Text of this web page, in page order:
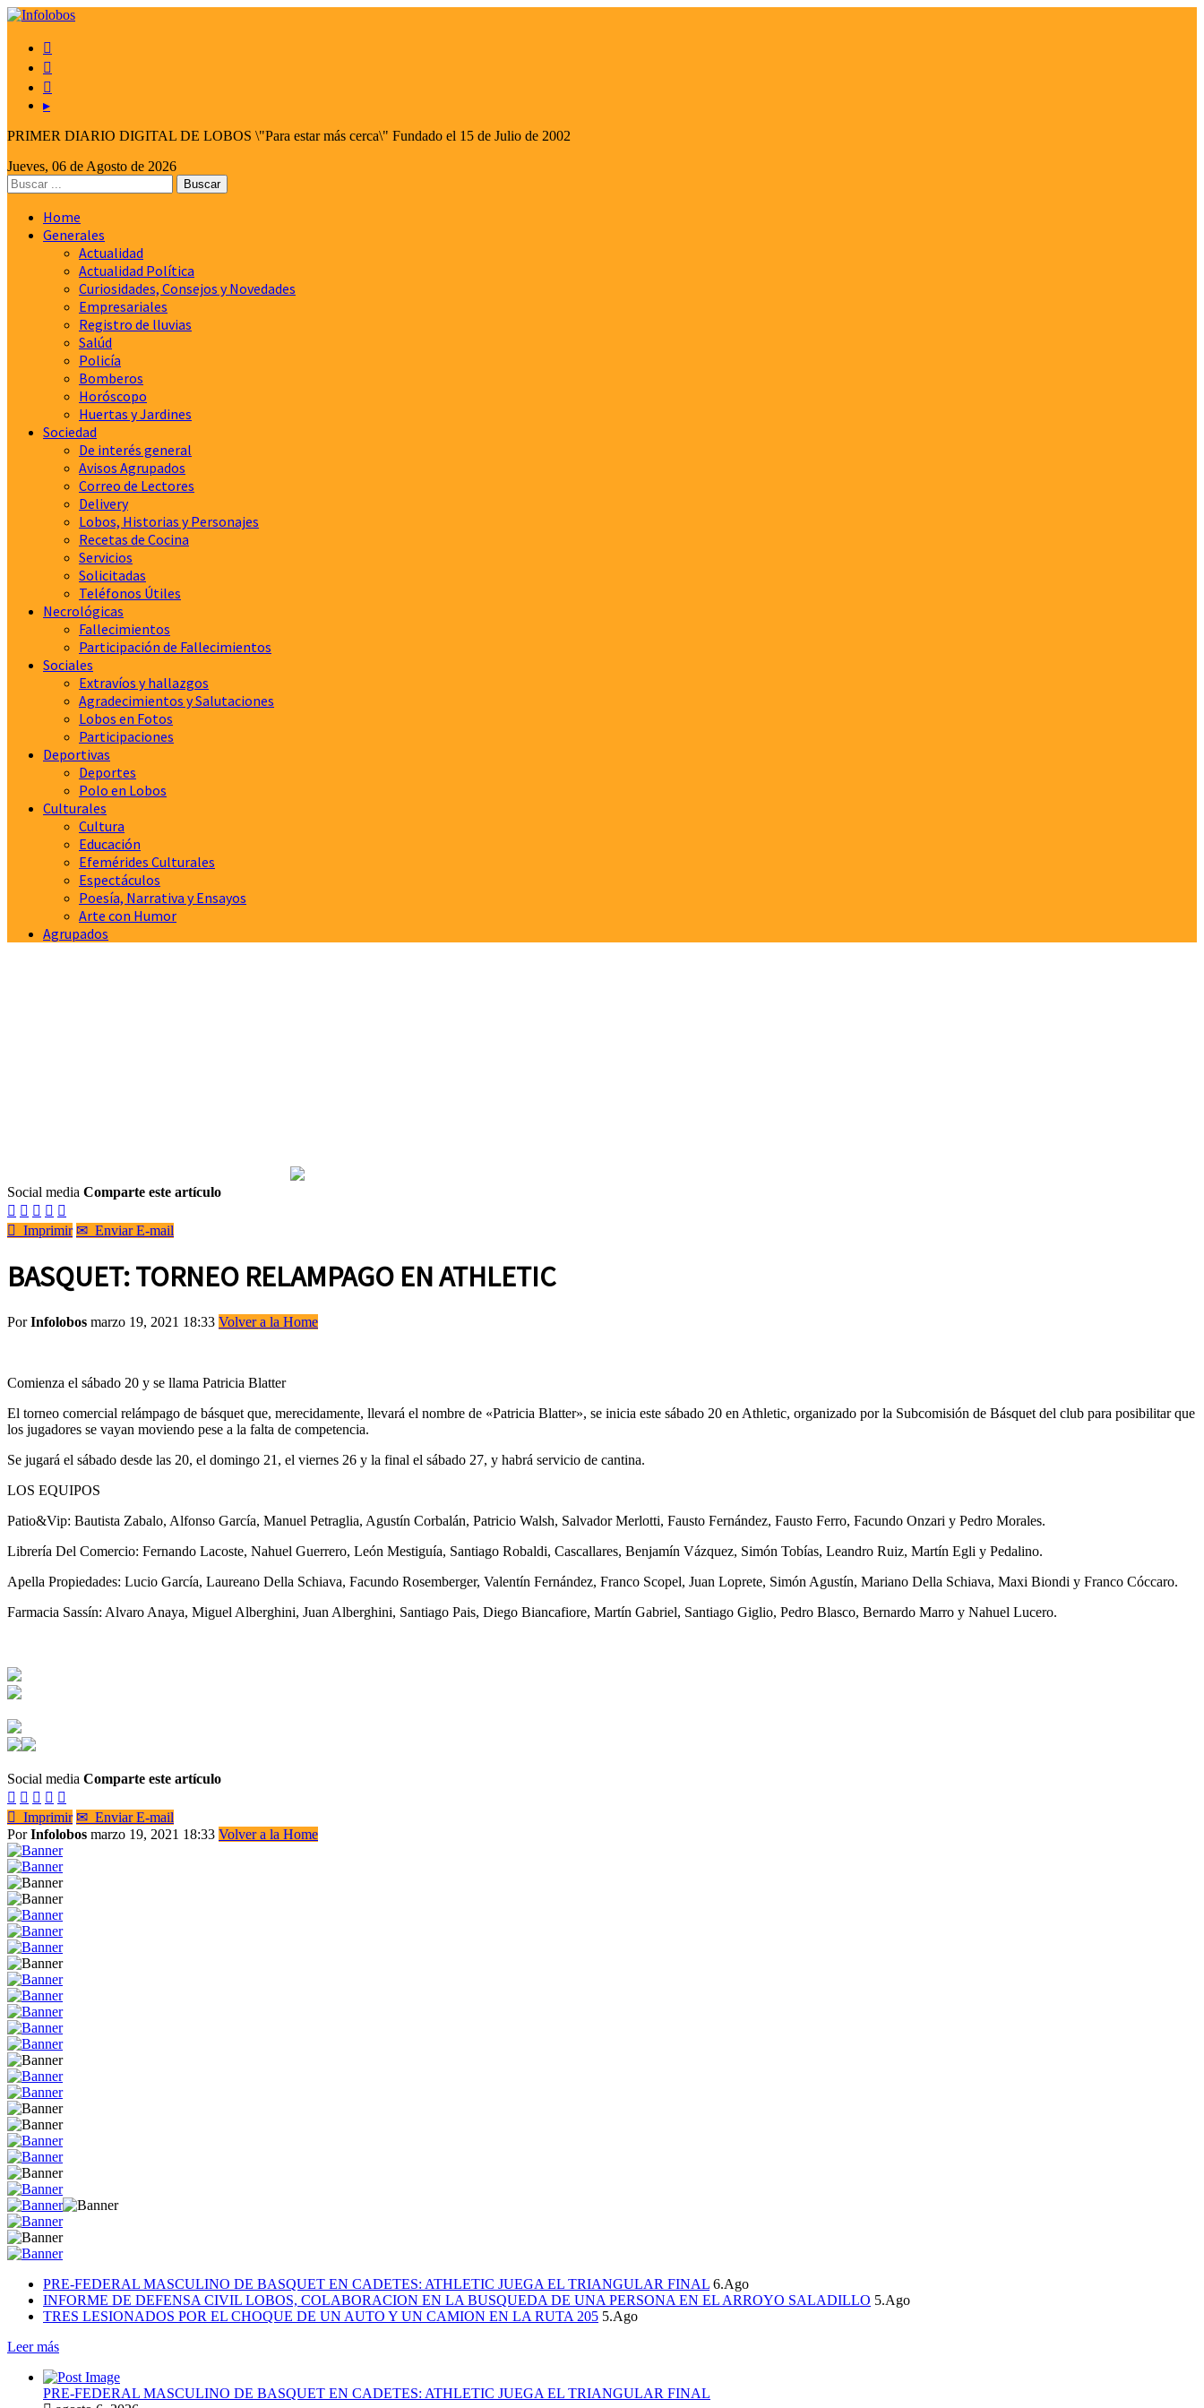



▸
PRIMER DIARIO DIGITAL DE LOBOS \"Para estar más cerca\" Fundado el 15 de Julio de 2002
Jueves, 06 de Agosto de 2026
Home
Generales
Actualidad
Actualidad Política
Curiosidades, Consejos y Novedades
Empresariales
Registro de lluvias
Salúd
Policía
Bomberos
Horóscopo
Huertas y Jardines
Sociedad
De interés general
Avisos Agrupados
Correo de Lectores
Delivery
Lobos, Historias y Personajes
Recetas de Cocina
Servicios
Solicitadas
Teléfonos Útiles
Necrológicas
Fallecimientos
Participación de Fallecimientos
Sociales
Extravíos y hallazgos
Agradecimientos y Salutaciones
Lobos en Fotos
Participaciones
Deportivas
Deportes
Polo en Lobos
Culturales
Cultura
Educación
Efemérides Culturales
Espectáculos
Poesía, Narrativa y Ensayos
Arte con Humor
Agrupados
Social media Comparte este artículo
    
 Imprimir ✉ Enviar E-mail
BASQUET: TORNEO RELAMPAGO EN ATHLETIC
PorInfolobos marzo 19, 2021 18:33 Volver a la Home
Comienza el sábado 20 y se llama Patricia Blatter
El torneo comercial relámpago de básquet que, merecidamente, llevará el nombre de «Patricia Blatter», se inicia este sábado 20 en Athletic, organizado por la Subcomisión de Básquet del club para posibilitar que
los jugadores se vayan moviendo pese a la falta de competencia.
Se jugará el sábado desde las 20, el domingo 21, el viernes 26 y la final el sábado 27, y habrá servicio de cantina.
LOS EQUIPOS
Patio&Vip: Bautista Zabalo, Alfonso García, Manuel Petraglia, Agustín Corbalán, Patricio Walsh, Salvador Merlotti, Fausto Fernández, Fausto Ferro, Facundo Onzari y Pedro Morales.
Librería Del Comercio: Fernando Lacoste, Nahuel Guerrero, León Mestiguía, Santiago Robaldi, Cascallares, Benjamín Vázquez, Simón Tobías, Leandro Ruiz, Martín Egli y Pedalino.
Apella Propiedades: Lucio García, Laureano Della Schiava, Facundo Rosemberger, Valentín Fernández, Franco Scopel, Juan Loprete, Simón Agustín, Mariano Della Schiava, Maxi Biondi y Franco Cóccaro.
Farmacia Sassín: Alvaro Anaya, Miguel Alberghini, Juan Alberghini, Santiago Pais, Diego Biancafiore, Martín Gabriel, Santiago Giglio, Pedro Blasco, Bernardo Marro y Nahuel Lucero.
Social media Comparte este artículo
    
 Imprimir ✉ Enviar E-mail
PorInfolobos marzo 19, 2021 18:33 Volver a la Home
PRE-FEDERAL MASCULINO DE BASQUET EN CADETES: ATHLETIC JUEGA EL TRIANGULAR FINAL 6.Ago
INFORME DE DEFENSA CIVIL LOBOS, COLABORACION EN LA BUSQUEDA DE UNA PERSONA EN EL ARROYO SALADILLO 5.Ago
TRES LESIONADOS POR EL CHOQUE DE UN AUTO Y UN CAMION EN LA RUTA 205 5.Ago
Leer más
PRE-FEDERAL MASCULINO DE BASQUET EN CADETES: ATHLETIC JUEGA EL TRIANGULAR FINAL